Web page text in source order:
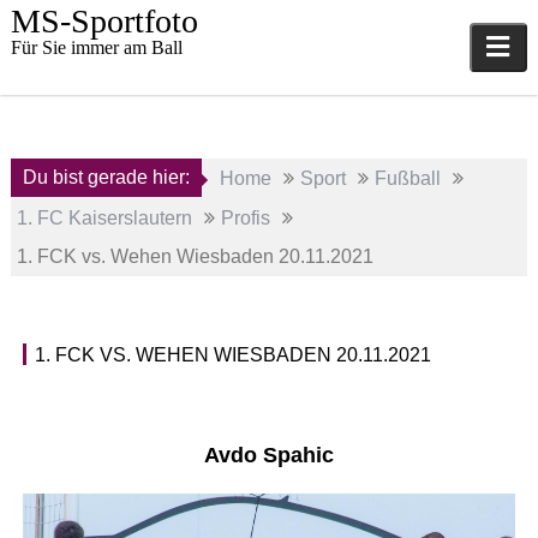
Skip
toMS-Sportfoto
Für Sie immer am Ball
Du bist gerade hier: Home Sport
Fußball
1. FC Kaiserslautern
Profis
1. FCK vs. Wehen Wiesbaden 20.11.2021
November
d
m
P
i
s
1. FCK VS. WEHEN WIESBADEN 20.11.2021
Avdo Spahic